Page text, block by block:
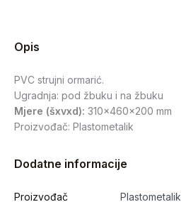
Opis
PVC strujni ormarić.
Ugradnja: pod žbuku i na žbuku
Mjere (šxvxd): 310x460x200 mm
Proizvođač: Plastometalik
Dodatne informacije
Proizvođač Plastometalik